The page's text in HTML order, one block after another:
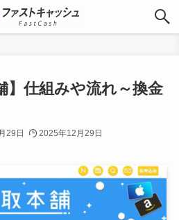
】仕組みや流れ～換金
29日 2025年12月29日